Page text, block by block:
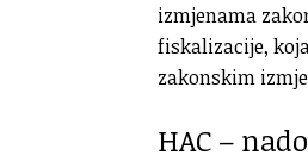
izmjenama
fiskalizacije,
zakonskim
HAC –